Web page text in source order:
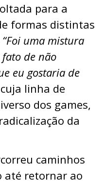
para a
formas distintas
“Foi uma mistura
de não
eu gostaria de
linha de
dos games,
da
caminhos
até retornar ao